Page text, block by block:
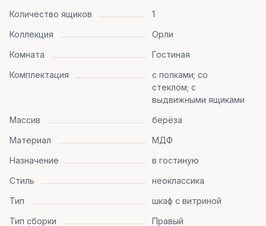
Количество ящиков
1
Коллекция
Орли
Комната
Гостиная
Комплектация
с полками; со
стеклом; с
выдвижными ящиками
Массив
берёза
Материал
МДФ
Назначение
в гостиную
Стиль
неоклассика
Тип
шкаф с витриной
Тип сборки
Правый